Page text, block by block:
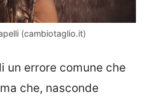
(cambiotaglio.it)
un errore comune che
che, nasconde